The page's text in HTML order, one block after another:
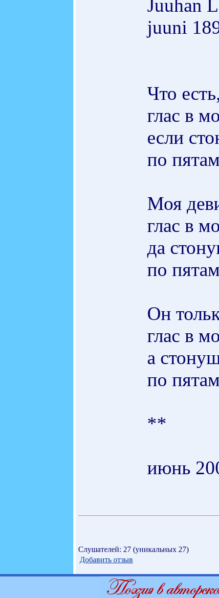
Juuhan
juuni
Что
глас в
если
по
Моя
глас в
да
по
Он
глас в
а
по
**
июнь
Слушателей: 27 (уникальных 27)
Добавить отзыв